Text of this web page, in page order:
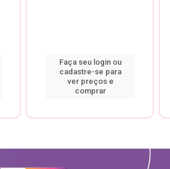
Faça seu login ou
cadastre-se para
ver preços e
comprar